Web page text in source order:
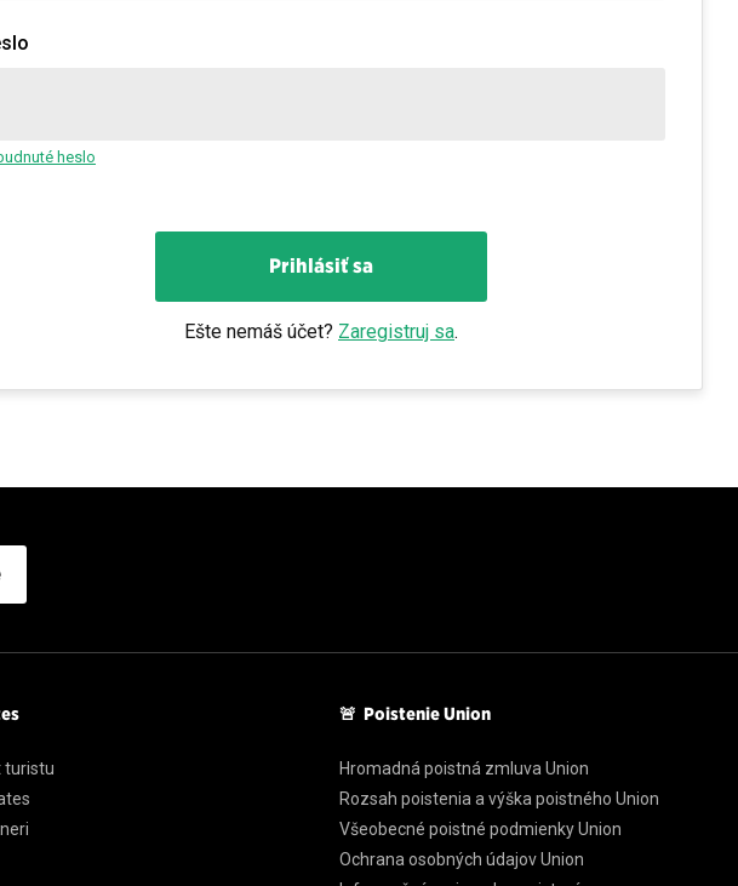
heslo
Prihlásiť sa
Ešte nemáš účet? Zaregistruj sa.
turistu
🚨 Poistenie Union
Hromadná poistná zmluva Union
Rozsah poistenia a výška poistného Union
Všeobecné poistné podmienky Union
Ochrana osobných údajov Union